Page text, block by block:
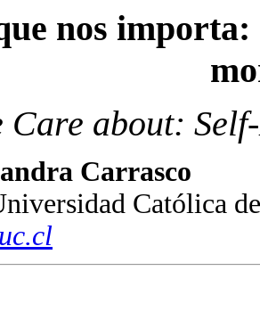
nos
Care about:
Carrasco
Católica